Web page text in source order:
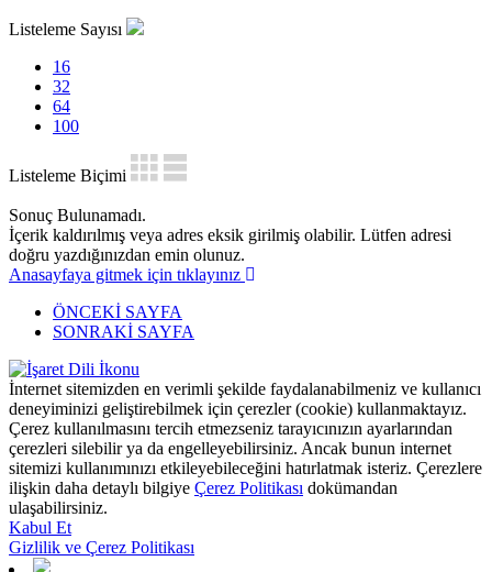
Listeleme Sayısı
16
32
64
100
Listeleme Biçimi
Sonuç Bulunamadı.
İçerik kaldırılmış veya adres eksik girilmiş olabilir. Lütfen adresi
doğru yazdığınızdan emin olunuz.
Anasayfaya gitmek için tıklayınız
ÖNCEKİ SAYFA
SONRAKİ SAYFA
İnternet sitemizden en verimli şekilde faydalanabilmeniz ve kullanıcı
deneyiminizi geliştirebilmek için çerezler (cookie) kullanmaktayız.
Çerez kullanılmasını tercih etmezseniz tarayıcınızın ayarlarından
çerezleri silebilir ya da engelleyebilirsiniz. Ancak bunun internet
sitemizi kullanımınızı etkileyebileceğini hatırlatmak isteriz. Çerezlere
ilişkin daha detaylı bilgiye Çerez Politikası dokümandan
ulaşabilirsiniz.
Kabul Et
Gizlilik ve Çerez Politikası